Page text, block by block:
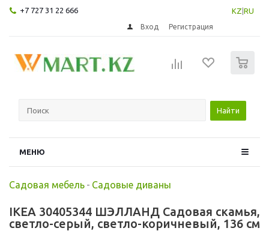
+7 727 31 22 666 KZ RU
Вход Регистрация
Найти
МЕНЮ
Садовая мебель - Садовые диваны
IKEA 30405344 ШЭЛЛАНД Садовая скамья,
светло-серый, светло-коричневый, 136 см